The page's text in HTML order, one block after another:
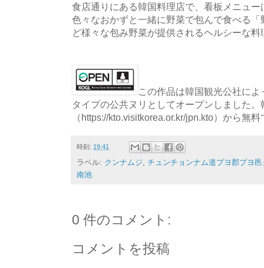
食店通りにある韓国料理店で、看板メニュ
色々なおかずと一緒に野菜で包んで食べる
ど様々な包み野菜が提供されるヘルシーな料
この作品は韓国観光公社に
タイプの公共ヌリとしてオープンしました。
（https://kto.visitkorea.or.kr/jpn.kto）から無
時刻: 19:41
ラベル: クンナムジ, チュンチョンナム道プヨ郡プヨ
南池
0 件のコメント:
コメントを投稿